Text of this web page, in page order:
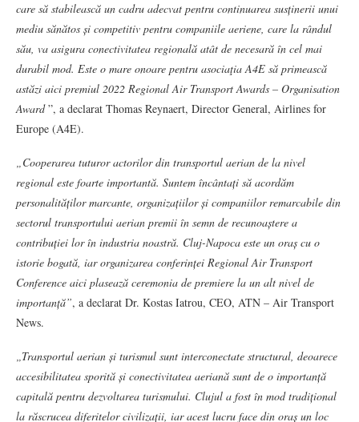
care să stabilească un cadru adecvat pentru continuarea susținerii unui
mediu sănătos și competitiv pentru companiile aeriene, care la rândul
său, va asigura conectivitatea regională atât de necesară în cel mai
durabil mod. Este o mare onoare pentru asociaţia A4E să primească
astăzi aici premiul 2022 Regional Air Transport Awards – Organisation
Award”, a declarat Thomas Reynaert, Director General, Airlines for
Europe (A4E).
„Cooperarea tuturor actorilor din transportul aerian de la nivel
regional este foarte importantă. Suntem încântați să acordăm
personalităților marcante, organizațiilor și companiilor remarcabile din
sectorul transportului aerian premii în semn de recunoaștere a
contribuției lor în industria noastră. Cluj-Napoca este un oraș cu o
istorie bogată, iar organizarea conferinței Regional Air Transport
Conference aici plasează ceremonia de premiere la un alt nivel de
importanță”, a declarat Dr. Kostas Iatrou, CEO, ATN – Air Transport
News.
„Transportul aerian și turismul sunt interconectate structural, deoarece
accesibilitatea sporită și conectivitatea aeriană sunt de o importanță
capitală pentru dezvoltarea turismului. Clujul a fost în mod tradițional
la răscrucea diferitelor civilizații, iar acest lucru face din oraș un loc